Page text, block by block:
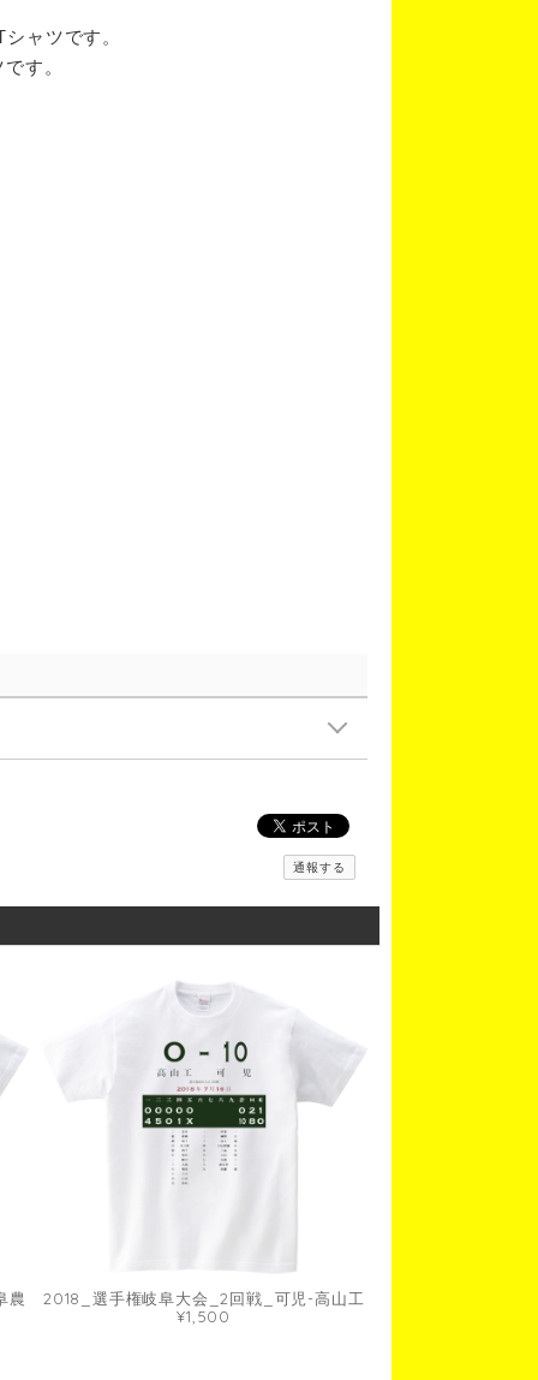
ャツです。
す。
通報する
農
2018_選手権岐阜大会_2回戦_可児-高山工
¥1,500